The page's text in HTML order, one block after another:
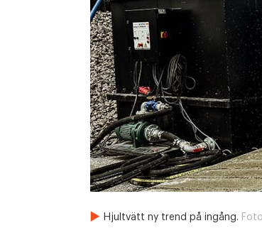
Hjultvätt ny trend på ingång.